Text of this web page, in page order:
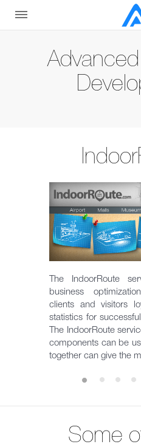
The IndoorRoute
business
clients and visitors
statistics for
The IndoorRoute
components can be
together can give the
Some